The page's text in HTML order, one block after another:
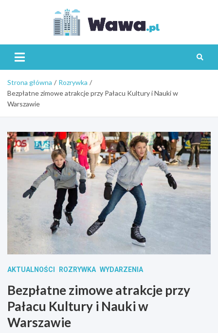
Strona główna
Rozrywka
Bezpłatne zimowe atrakcje przy Pałacu Kultury i Nauki w
Warszawie
AKTUALNOŚCI ROZRYWKA WYDARZENIA
Bezpłatne zimowe atrakcje przy
Pałacu Kultury i Nauki w
Warszawie